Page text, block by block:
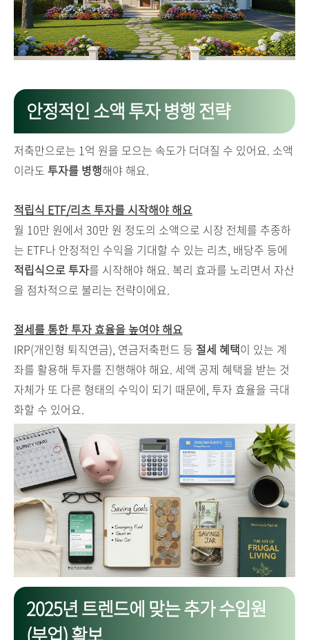
안정적인 소액 투자 병행 전략
저축만으로는 1억 원을 모으는 속도가 더뎌질 수 있어요. 소액
이라도 투자를 병행해야 해요.
적립식 ETF/리츠 투자를 시작해야 해요
월 10만 원에서 30만 원 정도의 소액으로 시장 전체를 추종하
는 ETF나 안정적인 수익을 기대할 수 있는 리츠, 배당주 등에
적립식으로 투자를 시작해야 해요. 복리 효과를 노리면서 자산
을 점차적으로 불리는 전략이에요.
절세를 통한 투자 효율을 높여야 해요
IRP(개인형 퇴직연금), 연금저축펀드 등 절세 혜택이 있는 계
좌를 활용해 투자를 진행해야 해요. 세액 공제 혜택을 받는 것
자체가 또 다른 형태의 수익이 되기 때문에, 투자 효율을 극대
화할 수 있어요.
2025년 트렌드에 맞는 추가 수입원
(부업) 확보